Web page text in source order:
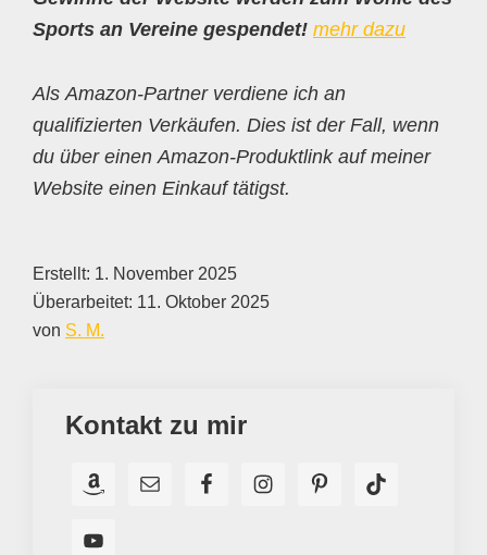
Sports an Vereine gespendet! mehr dazu
Als Amazon-Partner verdiene ich an
qualifizierten Verkäufen. Dies ist der Fall, wenn
du über einen Amazon-Produktlink auf meiner
Website einen Einkauf tätigst.
Erstellt: 1. November 2025
Überarbeitet: 11. Oktober 2025
von S. M.
Kontakt zu mir